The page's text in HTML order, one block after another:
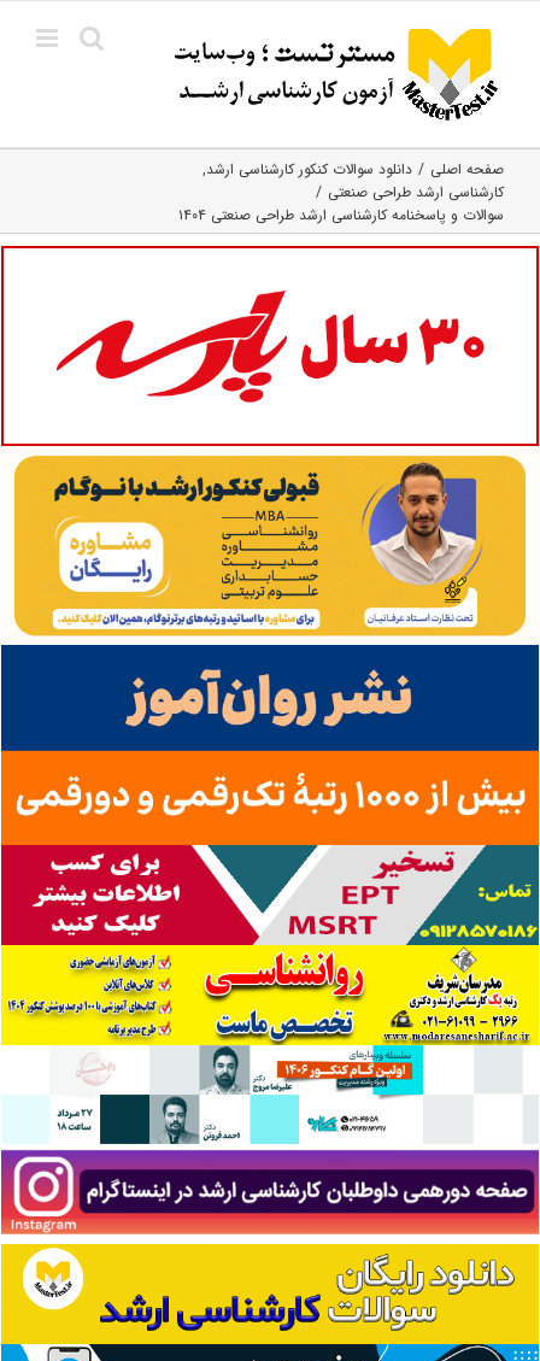
content
صفحه اصلی
دانلود سوالات کنکور کارشناسی ارشد
کارشناسی ارشد طراحی صنعتی
سوالات و پاسخنامه کارشناسی ارشد طراحی صنعتی ۱۴۰۴